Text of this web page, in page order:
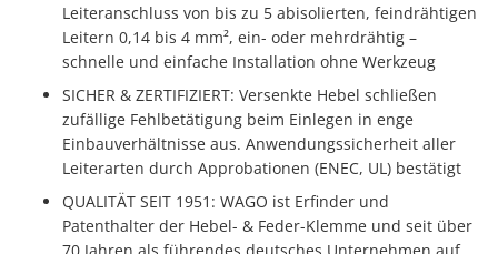
Leiteranschluss von bis zu 5 abisolierten, feindrähtigen
Leitern 0,14 bis 4 mm², ein- oder mehrdrähtig –
schnelle und einfache Installation ohne Werkzeug
SICHER & ZERTIFIZIERT: Versenkte Hebel schließen
zufällige Fehlbetätigung beim Einlegen in enge
Einbauverhältnisse aus. Anwendungssicherheit aller
Leiterarten durch Approbationen (ENEC, UL) bestätigt
QUALITÄT SEIT 1951: WAGO ist Erfinder und
Patenthalter der Hebel- & Feder-Klemme und seit über